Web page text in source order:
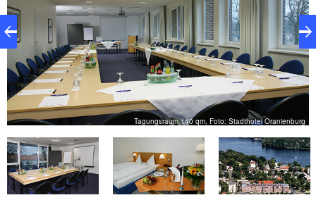
Tagungsraum 140 qm, Foto: Stadthotel Oranienburg